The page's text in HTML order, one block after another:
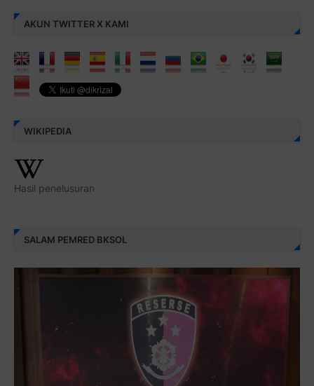
AKUN TWITTER X KAMI
WIKIPEDIA
Hasil penelusuran
SALAM PEMRED BKSOL